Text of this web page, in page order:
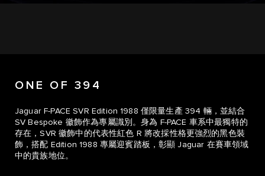
ONE OF 394
Jaguar F-PACE SVR Edition 1988 僅限量生產 394 輛，並結合
SV Bespoke 徽飾作為專屬識別。身為 F-PACE 車系中最獨特的
存在，SVR 徽飾中的代表性紅色 R 將改採性格更強烈的黑色裝
飾，搭配 Edition 1988 專屬迎賓踏板，彰顯 Jaguar 在賽車領域
中的貴族地位。